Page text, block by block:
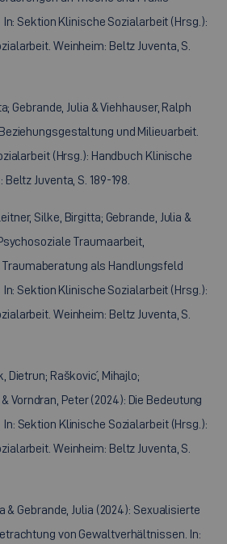
Sektion Klinische Sozialarbeit (Hrsg.):
Weinheim: Beltz Juventa, S.
Gebrande, Julia & Viehhauser, Ralph
und Milieuarbeit.
(Hrsg.): Handbuch Klinische
Juventa, S. 189-198.
Silke, Birgitta; Gebrande, Julia &
Traumaarbeit,
als Handlungsfeld
Sektion Klinische Sozialarbeit (Hrsg.):
Weinheim: Beltz Juventa, S.
Dietrun; Rašković, Mihajlo;
Vorndran, Peter (2024): Die Bedeutung
Sektion Klinische Sozialarbeit (Hrsg.):
Weinheim: Beltz Juventa, S.
& Gebrande, Julia (2024): Sexualisierte
von Gewaltverhältnissen. In: